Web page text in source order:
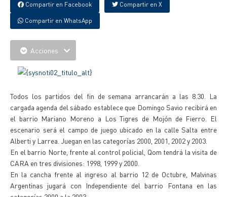
Compartir en Facebook Compartir en X
Compartir en WhatsApp
Acciones
Todos los partidos del fin de semana arrancarán a las 8.30. La
cargada agenda del sábado establece que Domingo Savio recibirá en
el barrio Mariano Moreno a Los Tigres de Mojón de Fierro. El
escenario será el campo de juego ubicado en la calle Salta entre
Alberti y Larrea. Juegan en las categorías 2000, 2001, 2002 y 2003.
En el barrio Norte, frente al control policial, Qom tendrá la visita de
CARA en tres divisiones: 1998, 1999 y 2000.
En la cancha frente al ingreso al barrio 12 de Octubre, Malvinas
Argentinas jugará con Independiente del barrio Fontana en las